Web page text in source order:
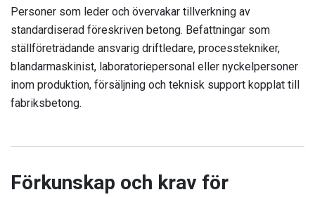
Personer som leder och övervakar tillverkning av
standardiserad föreskriven betong. Befattningar som
ställföreträdande ansvarig driftledare, processtekniker,
blandarmaskinist, laboratoriepersonal eller nyckelpersoner
inom produktion, försäljning och teknisk support kopplat till
fabriksbetong.
Förkunskap och krav för